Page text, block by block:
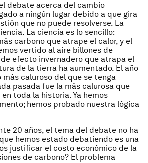
debate acerca del cambio
a ningún lugar debido a que gira
que no puede resolverse. La
La ciencia es lo sencillo:
carbono que atrape el calor, y el
vertido al aire billones de
efecto invernadero que atrapa el
de la tierra ha aumentado. El año
más caluroso del que se tenga
pasada fue la más calurosa que
toda la historia. Ya hemos
hemos probado nuestra lógica
20 años, el tema del debate no ha
hemos estado debatiendo es una
justificar el costo económico de la
de carbono? El problema